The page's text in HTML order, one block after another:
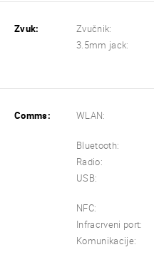
Zvuk: Zvučnik:
3.5mm jack:
Comms: WLAN:
Bluetooth:
Radio:
USB:
NFC:
Infracrveni port:
Komunikacije: